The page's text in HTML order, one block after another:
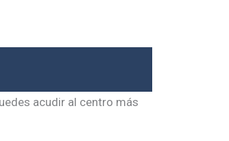
acudir al centro más